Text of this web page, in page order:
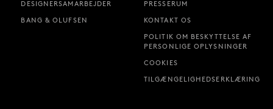
DESIGNERSAMARBEJDER
BANG & OLUFSEN
PRESSERUM
KONTAKT OS
POLITIK OM BESKYTTELSE AF
PERSONLIGE OPLYSNINGER
COOKIES
TILGÆNGELIGHEDSERKLÆRING